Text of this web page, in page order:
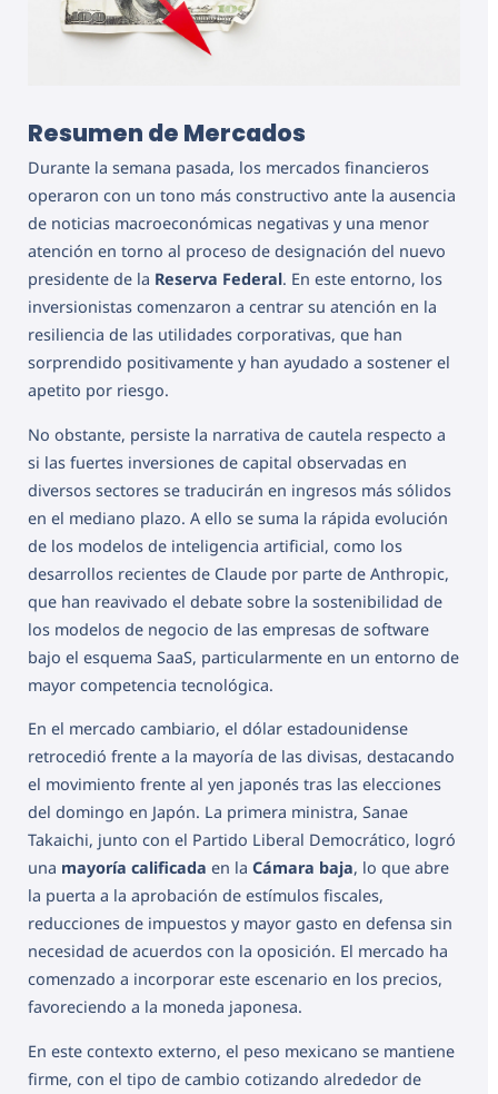
Resumen de Mercados
Durante la semana pasada, los mercados financieros
operaron con un tono más constructivo ante la ausencia
de noticias macroeconómicas negativas y una menor
atención en torno al proceso de designación del nuevo
presidente de la Reserva Federal. En este entorno, los
inversionistas comenzaron a centrar su atención en la
resiliencia de las utilidades corporativas, que han
sorprendido positivamente y han ayudado a sostener el
apetito por riesgo.
No obstante, persiste la narrativa de cautela respecto a
si las fuertes inversiones de capital observadas en
diversos sectores se traducirán en ingresos más sólidos
en el mediano plazo. A ello se suma la rápida evolución
de los modelos de inteligencia artificial, como los
desarrollos recientes de Claude por parte de Anthropic,
que han reavivado el debate sobre la sostenibilidad de
los modelos de negocio de las empresas de software
bajo el esquema SaaS, particularmente en un entorno de
mayor competencia tecnológica.
En el mercado cambiario, el dólar estadounidense
retrocedió frente a la mayoría de las divisas, destacando
el movimiento frente al yen japonés tras las elecciones
del domingo en Japón. La primera ministra, Sanae
Takaichi, junto con el Partido Liberal Democrático, logró
una mayoría calificada en la Cámara baja, lo que abre
la puerta a la aprobación de estímulos fiscales,
reducciones de impuestos y mayor gasto en defensa sin
necesidad de acuerdos con la oposición. El mercado ha
comenzado a incorporar este escenario en los precios,
favoreciendo a la moneda japonesa.
En este contexto externo, el peso mexicano se mantiene
firme, con el tipo de cambio cotizando alrededor de